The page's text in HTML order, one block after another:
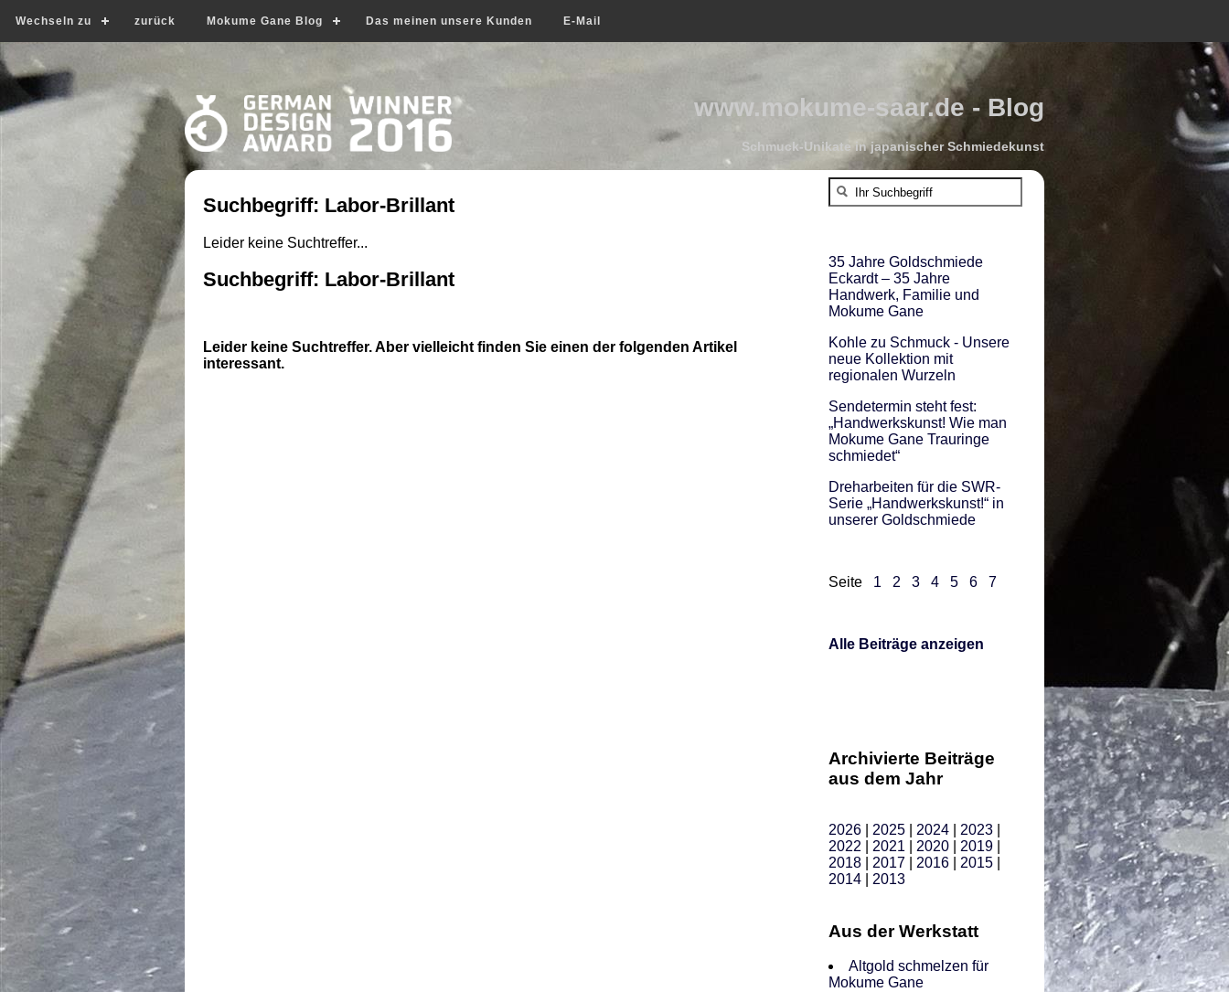
Wechseln zu zurück Mokume Gane Blog Das meinen unsere Kunden E-Mail
www.mokume-saar.de - Blog
Schmuck-Unikate in japanischer Schmiedekunst
Suchbegriff: Labor-Brillant
Leider keine Suchtreffer...
Suchbegriff: Labor-Brillant
Leider keine Suchtreffer. Aber vielleicht finden Sie einen der folgenden Artikel
interessant.
35 Jahre Goldschmiede
Eckardt – 35 Jahre
Handwerk, Familie und
Mokume Gane
Kohle zu Schmuck - Unsere
neue Kollektion mit
regionalen Wurzeln
Sendetermin steht fest:
„Handwerkskunst! Wie man
Mokume Gane Trauringe
schmiedet“
Dreharbeiten für die SWR-
Serie „Handwerkskunst!“ in
unserer Goldschmiede
Seite 1 2 3 4 5 6 7
Alle Beiträge anzeigen
Archivierte Beiträge
aus dem Jahr
2026 2025 2024 2023
2022
2021 2020 2019
2018
2017 2016 2015
2014
2013
Aus der Werkstatt
Altgold schmelzen für
Mokume Gane